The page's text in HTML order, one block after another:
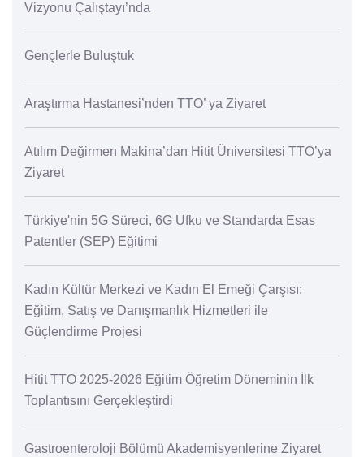
Vizyonu Çalıştayı’nda
Gençlerle Buluştuk
Araştırma Hastanesi’nden TTO’ ya Ziyaret
Atılım Değirmen Makina’dan Hitit Üniversitesi TTO’ya
Ziyaret
Türkiye'nin 5G Süreci, 6G Ufku ve Standarda Esas
Patentler (SEP) Eğitimi
Kadın Kültür Merkezi ve Kadın El Emeği Çarşısı:
Eğitim, Satış ve Danışmanlık Hizmetleri ile
Güçlendirme Projesi
Hitit TTO 2025-2026 Eğitim Öğretim Döneminin İlk
Toplantısını Gerçekleştirdi
Gastroenteroloji Bölümü Akademisyenlerine Ziyaret